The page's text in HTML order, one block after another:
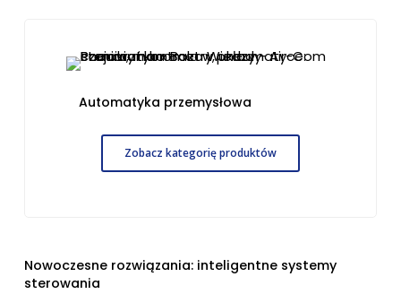
Automatyka przemysłowa
Zobacz kategorię produktów
Nowoczesne rozwiązania: inteligentne systemy
sterowania